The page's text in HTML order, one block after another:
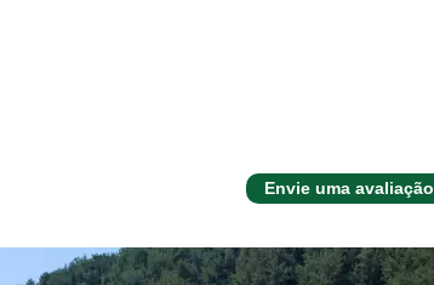
Envie uma avaliação